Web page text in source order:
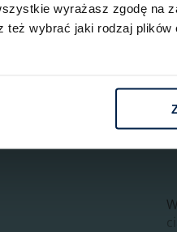
wyrażasz zgodę na
też wybrać jaki rodzaj